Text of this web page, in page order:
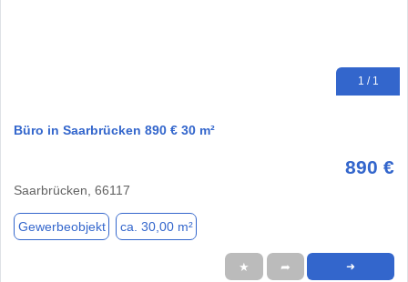
1 / 1
Büro in Saarbrücken 890 € 30 m²
890 €
Saarbrücken, 66117
Gewerbeobjekt ca. 30,00 m²
★ ➦ ➜